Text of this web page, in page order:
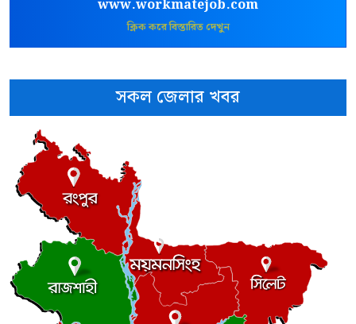
www.workmatejob.com
ক্লিক করে বিস্তারিত দেখুন
সকল জেলার খবর